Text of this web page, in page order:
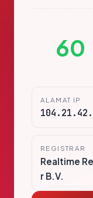
60
ALAMAT IP
REGISTRAR
Realtime
r B.V.